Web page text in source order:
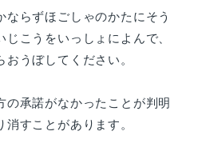
ならずほごしゃのかたにそう
こうをいっしょによんで、
うぼしてください。
の承諾がなかったことが判明
すことがあります。